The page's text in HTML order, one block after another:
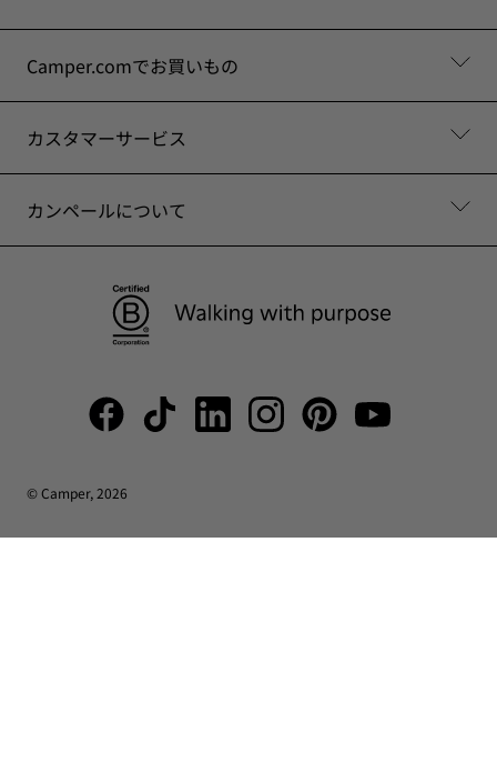
Camper.comでお買いもの
カスタマーサービス
カンペールについて
© Camper, 2026